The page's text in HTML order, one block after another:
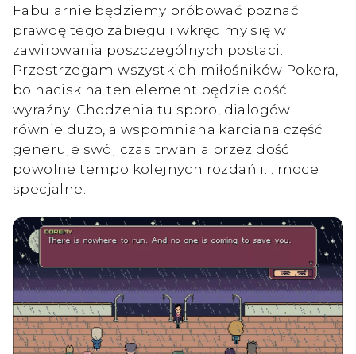
Fabularnie będziemy próbować poznać
prawdę tego zabiegu i wkręcimy się w
zawirowania poszczególnych postaci.
Przestrzegam wszystkich miłośników Pokera,
bo nacisk na ten element będzie dość
wyraźny. Chodzenia tu sporo, dialogów
równie dużo, a wspomniana karciana część
generuje swój czas trwania przez dość
powolne tempo kolejnych rozdań i… moce
specjalne.